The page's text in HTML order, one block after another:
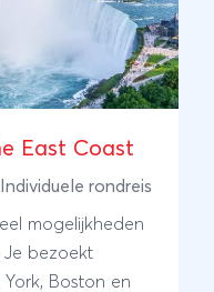
East Coast
Individuele rondreis
mogelijkheden
bezoekt
Boston en